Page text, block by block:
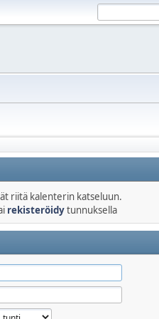
riitä kalenterin katseluun.
rekisteröidytunnuksella